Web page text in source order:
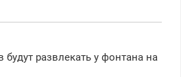
развлекать у фонтана на